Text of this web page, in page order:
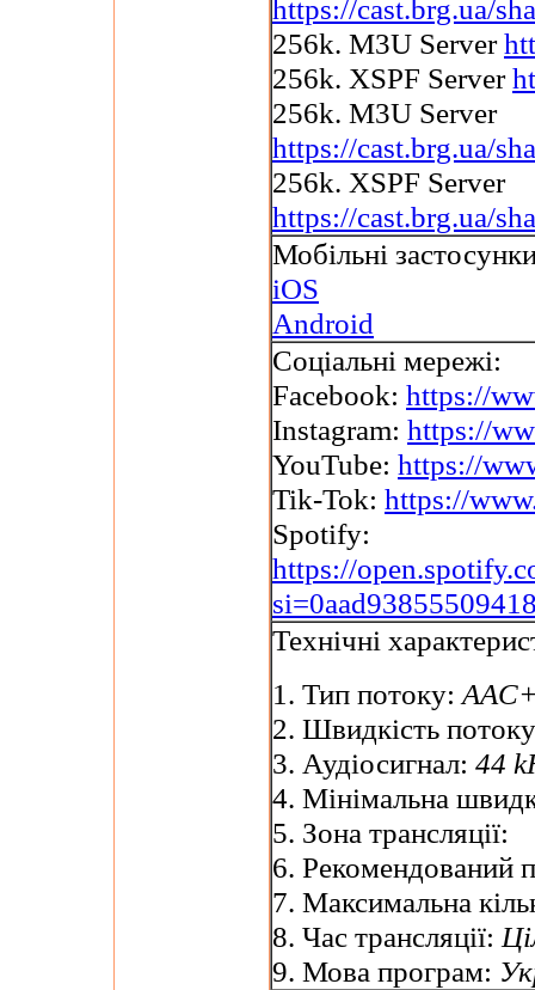
https://cast.brg.ua/
256k. M3U Server
256k. XSPF Server
256k. M3U Server
https://cast.brg.ua/
256k. XSPF Server
https://cast.brg.ua/
Мобільні
iOS
Android
Соціальні мережі:
Facebook: https://
Instagram: https://
YouTube: https://
Tik-Tok: https://
Spotify:
https://
Технічні
1. Тип потоку:
2. Швидкість
3. Аудіосигнал: 44
4. Мінімальна
5. Зона трансляції:
6. Рекомендований
7. Максимальна
8. Час трансляції:
9. Мова програм: